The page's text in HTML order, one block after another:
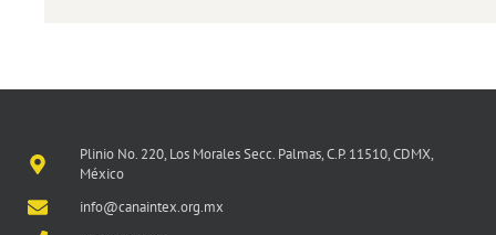
Plinio No. 220, Los Morales Secc. Palmas, C.P. 11510, CDMX,
México
info@canaintex.org.mx